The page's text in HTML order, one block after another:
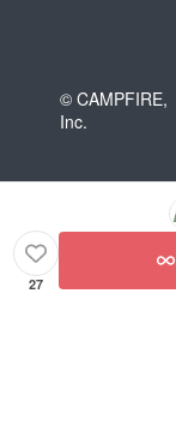
© CAMPFIRE,
Inc.
27